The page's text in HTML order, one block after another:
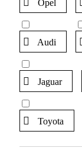
Opel
Audi
Jaguar
Toyota